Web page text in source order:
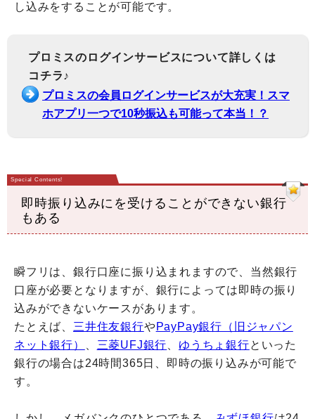
し込みをすることが可能です。
プロミスのログインサービスについて詳しくは
コチラ♪
プロミスの会員ログインサービスが大充実！スマ
ホアプリ一つで10秒振込も可能って本当！？
即時振り込みにを受けることができない銀行
もある
瞬フリは、銀行口座に振り込まれますので、当然銀行
口座が必要となりますが、銀行によっては即時の振り
込みができないケースがあります。
たとえば、 三井住友銀行やPayPay銀行（旧ジャパン
ネット銀行）
三菱UFJ銀行 ゆうちょ銀行といった
銀行の場合は24時間365日、即時の振り込みが可能で
す。